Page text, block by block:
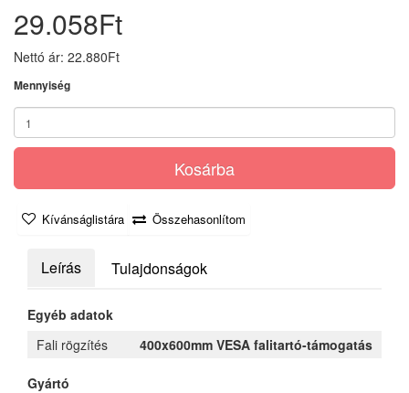
29.058Ft
Nettó ár: 22.880Ft
Mennyiség
Kosárba
Kívánságlistára Összehasonlítom
Leírás Tulajdonságok
Egyéb adatok
Fali rögzítés
400x600mm VESA falitartó-támogatás
Gyártó